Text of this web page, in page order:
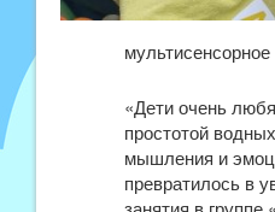
«Дети очень
простотой
мышления и
превратилось в